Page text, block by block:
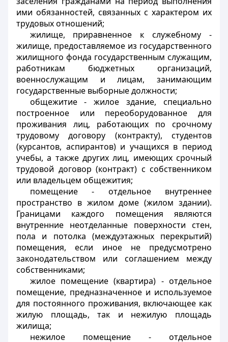
ими обязанностей, связанных с характером их
трудовых отношений;
жилище, приравненное к служебному -
жилище, предоставляемое из государственного
жилищного фонда государственным служащим,
работникам бюджетных организаций,
военнослужащим и лицам, занимающим
государственные выборные должности;
общежитие- жилое здание, специально
построенное или переоборудованное для
проживания лиц, работающих по срочному
трудовому договору (контракту), студентов
(курсантов, аспирантов) и учащихся в период
учебы, а также других лиц, имеющих срочный
трудовой договор (контракт) с собственником
или владельцем общежития;
помещение- отдельное внутреннее
пространство в жилом доме (жилом здании).
Границами каждого помещения являются
внутренние неотделанные поверхности стен,
пола и потолка (междуэтажных перекрытий)
помещения, если иное не предусмотрено
законодательством или соглашением между
собственниками;
жилое помещение (квартира) - отдельное
помещение, предназначенное и используемое
для постоянного проживания, включающее как
жилую площадь, так и нежилую площадь
жилища;
нежилое помещение- отдельное